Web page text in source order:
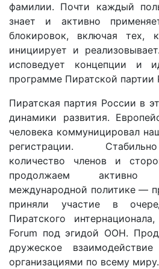
фамилии. Почти каждый
знает и активно
блокировок, включая тех,
инициирует и
исповедует концепции и
программе Пиратской партии
Пиратская партия России в
динамики развития.
человека коммуницировал
регистрации.
количество членов и
продолжаем активно
международной политике —
приняли участие в
Пиратского
Forum под эгидой ООН.
дружеское
организациями по всему миру.